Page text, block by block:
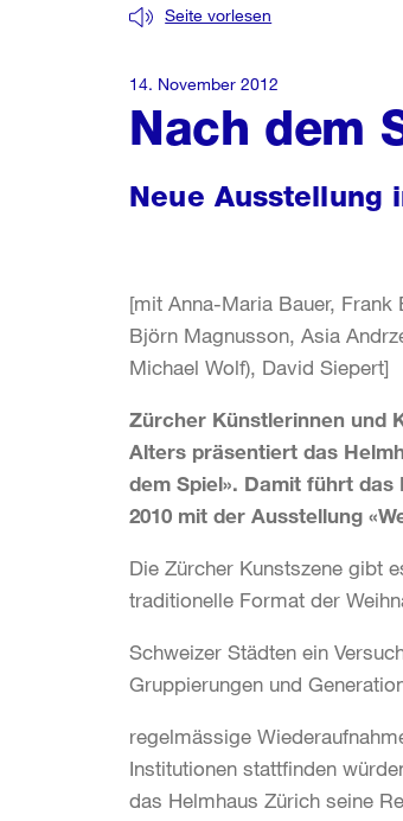
Nach dem
Seite vorlesen
Neue Ausstellung
14. November 2012
[mit Anna-Maria Bauer,
Björn Magnusson, Asia
Michael Wolf), David Siepert]
Zürcher Künstlerinnen und
Alters präsentiert das
dem Spiel». Damit führt das
2010 mit der Ausstellung
Die Zürcher Kunstszene gibt
traditionelle Format der
Schweizer Städten ein
Gruppierungen und
regelmässige
Institutionen stattfinden
das Helmhaus Zürich seine